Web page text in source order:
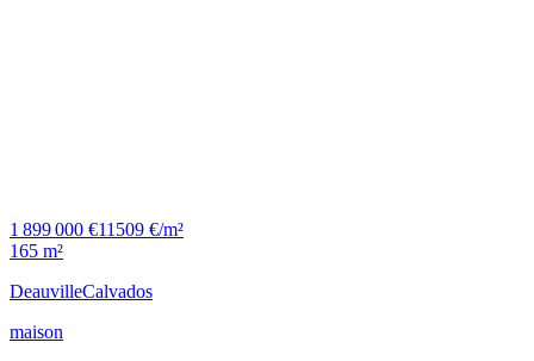
1 899 000 €11509 €/m²
165 m²
DeauvilleCalvados
maison